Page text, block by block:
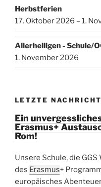
Herbstferien
17. Oktober 2026 – 1.
Allerheiligen - Schule/
1. November 2026
LETZTE
Ein
Erasmus+
Rom!
Unsere Schule, die
des Erasmus+
europäisches